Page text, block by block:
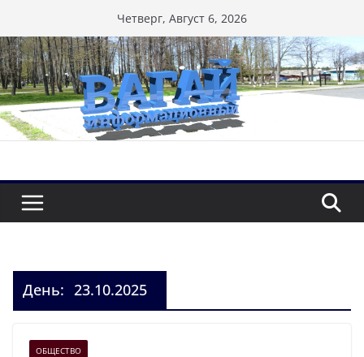
к
содержимому
Четверг, Август 6, 2026
День: 23.10.2025
ОБЩЕСТВО